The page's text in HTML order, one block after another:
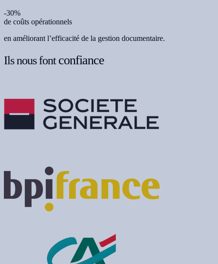
-30%
de coûts opérationnels
en améliorant l’efficacité de la gestion documentaire.
Ils nous fontconfiance